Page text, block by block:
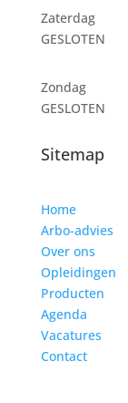
Zaterdag
GESLOTEN
Zondag
GESLOTEN
Sitemap
Home
Arbo-advies
Over ons
Opleidingen
Producten
Agenda
Vacatures
Contact